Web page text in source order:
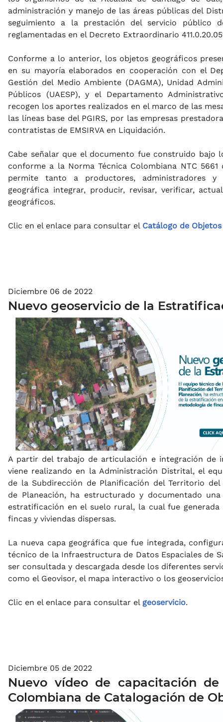
administración y manejo de las áreas públicas del
seguimiento a la prestación del servicio público
reglamentadas en el Decreto Extraordinario
Conforme a lo anterior, los objetos geográficos
en su mayoría elaborados en cooperación con el
Gestión del Medio Ambiente (DAGMA), Unidad
Públicos (UAESP), y el Departamento
recogen los aportes realizados en el marco de las
las líneas base del PGIRS, por las empresas
contratistas de EMSIRVA en Liquidación.
Cabe señalar que el documento fue construido bajo
conforme a la Norma Técnica Colombiana NTC
permite tanto a productores, administradores
geográfica integrar, producir, revisar, verificar,
geográficos.
Clic en el enlace para consultar el Catálogo de Objetos
Diciembre 06 de 2022
Nuevo geoservicio de la
A partir del trabajo de articulación e integración de
viene realizando en la Administración Distrital, el
de la Subdirección de Planificación del Territorio
de Planeación, ha estructurado y documentado
estratificación en el suelo rural, la cual fue
fincas y viviendas dispersas.
La nueva capa geográfica que fue integrada,
técnico de la Infraestructura de Datos Espaciales de
ser consultada y descargada desde los diferentes
como el Geovisor, el mapa interactivo o los
Clic en el enlace para consultar el geoservicio.
Diciembre 05 de 2022
Nuevo vídeo de capacitación
Colombiana de Catalogación de